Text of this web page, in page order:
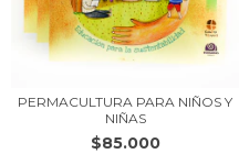
PERMACULTURA PARA NIÑOS Y
NIÑAS
$85.000